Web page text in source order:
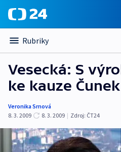
Rubriky
Vesecká: S
ke kauze
Veronika Srnová
8. 3. 2009
8. 3. 2009 | Zdroj: ČT24